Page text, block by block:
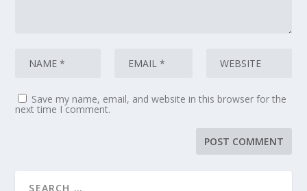
Save my name, email, and website in this browser for the
next time I comment.